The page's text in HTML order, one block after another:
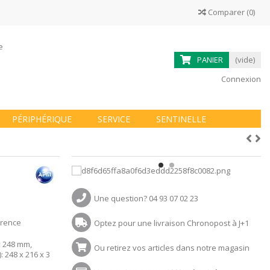
Comparer (0)
PANIER
(vide)
Connexion
PÉRIPHÉRIQUE SERVICE SENTINELLE
mm,
x 216 x 3
Une question? 04 93 07 02 23
Optez pour une livraison Chronopost à J+1
Ou retirez vos articles dans notre magasin